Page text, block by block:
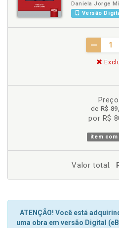
Daniela Jorge
Versão
deR$
por R$
item com
Valor total:
ATENÇÃO! Você está
uma obra em versão Digital